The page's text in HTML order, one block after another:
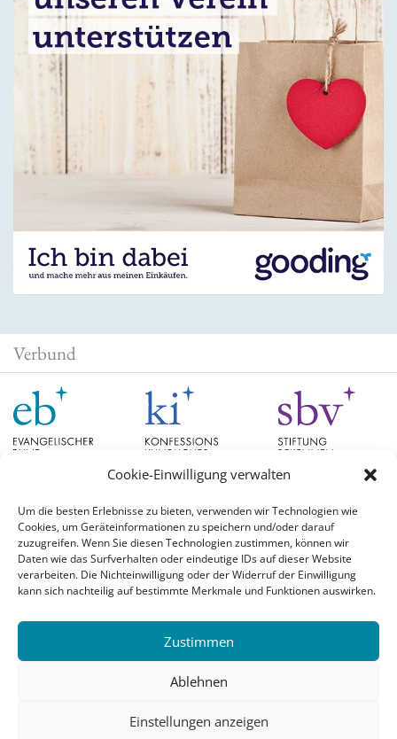
Cookie-Einwilligung verwalten
Um die besten Erlebnisse zu bieten, verwenden wir Technologien wie
Cookies, um Geräteinformationen zu speichern und/oder darauf
zuzugreifen. Wenn Sie diesen Technologien zustimmen, können wir
Daten wie das Surfverhalten oder eindeutige IDs auf dieser Website
verarbeiten. Die Nichteinwilligung oder der Widerruf der Einwilligung
kann sich nachteilig auf bestimmte Merkmale und Funktionen auswirken.
Zustimmen
Ablehnen
Einstellungen anzeigen
Verbund
Schlagwörter
#aufgetischt Christian Schad Diskussion EB Bayern EB Hessen Evangelische
Monatsspruch
Reformation Theologie
Ukraine Ökumene